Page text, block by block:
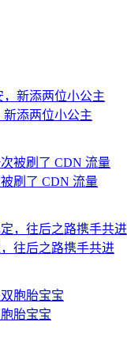
新添两位小公主
刷了 CDN 流量
往后之路携手共进
胎宝宝